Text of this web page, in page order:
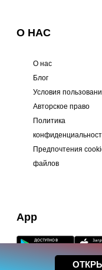
О НАС
О нас
Блог
Условия
Авторское право
Политика
Предпочтения
файлов
App